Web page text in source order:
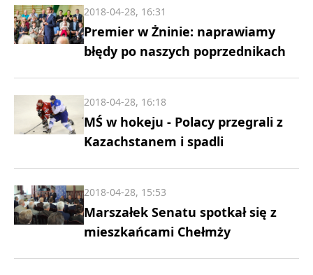
Premier w Żninie: naprawiamy
błędy po naszych poprzednikach
2018-04-28, 16:31
MŚ w hokeju - Polacy przegrali z
Kazachstanem i spadli
2018-04-28, 16:18
Marszałek Senatu spotkał się z
mieszkańcami Chełmży
2018-04-28, 15:53